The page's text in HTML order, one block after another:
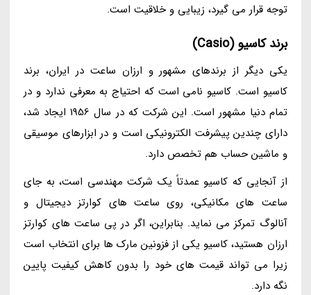
توجه قرار می گیرد، زیبایی و خلاقیت است.
برند کاسیو (Casio)
یکی دیگر از برندهای مشهور و ارزان ساعت در ایران، برند
کاسیو است. کاسیو نامی است که احتیاج به معرفی ندارد و در
تمام دنیا مشهور است. این شرکت که در سال 1956 ایجاد شد،
دارای چندین پیشرفت الکترونیکی است و در ابزارهای موسیقی
و ماشین حساب هم تخصص دارد.
از آنجایی که کاسیو عمدتاً یک شرکت مهندسی است، به جای
ساعت های مکانیکی، روی ساعت های کوارتز دیجیتال و
آنالوگ تمرکز می نماید. بنابراین، اگر در پی ساعت های کوارتز
ارزان هستید، کاسیو یکی از فزونین مارک ها برای انتخاب است
زیرا می تواند قیمت های خود را بدون کاهش کیفیت پایین
نگه دارد.